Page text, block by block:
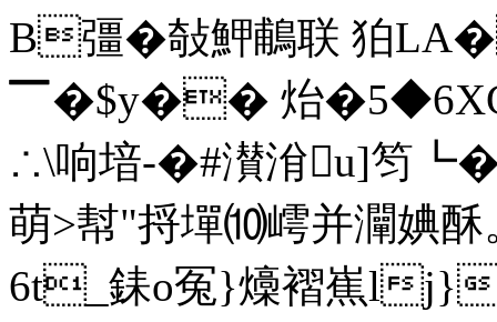
B彊�敧魻鵏联 狛
▔�$y�� 炲
∴\响堷-�#濽洕u]笉
萌>幇"捋墠⑽嶀并灛婰
6t_銇o冤}燺褶嶣l